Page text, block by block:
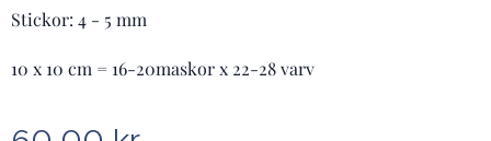
Stickor: 4 - 5 mm
10 x 10 cm = 16-20maskor x 22-28 varv